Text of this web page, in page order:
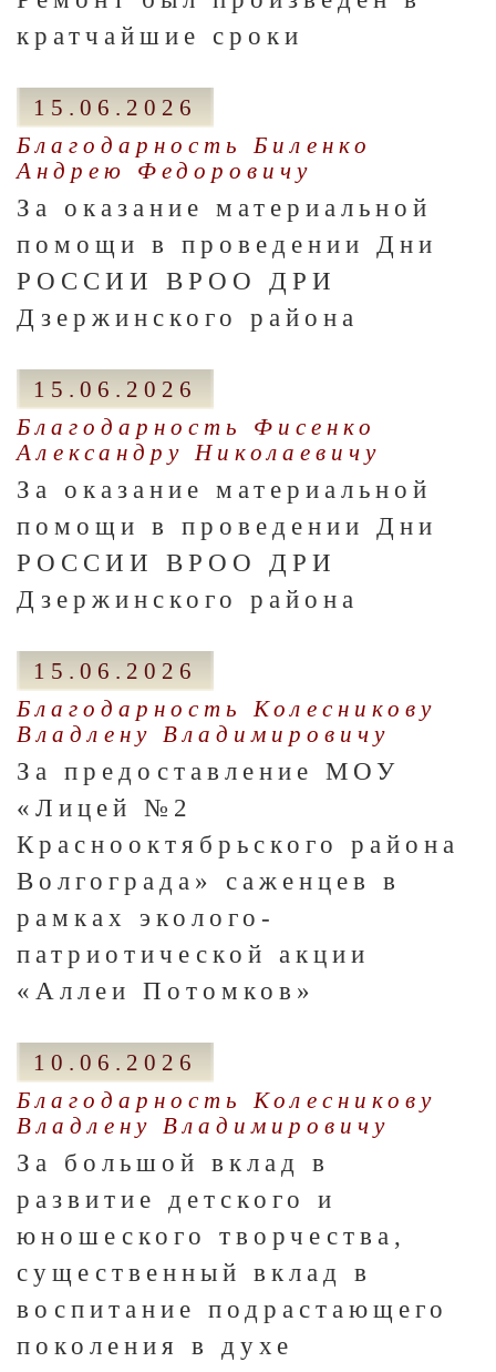
кратчайшие сроки
15.06.2026
Благодарность Биленко
Андрею Федоровичу
За оказание материальной
помощи в проведении Дни
РОССИИ ВРОО ДРИ
Дзержинского района
15.06.2026
Благодарность Фисенко
Александру Николаевичу
За оказание материальной
помощи в проведении Дни
РОССИИ ВРОО ДРИ
Дзержинского района
15.06.2026
Благодарность Колесникову
Владлену Владимировичу
За предоставление МОУ
«Лицей №2
Краснооктябрьского района
Волгограда» саженцев в
рамках эколого-
патриотической акции
«Аллеи Потомков»
10.06.2026
Благодарность Колесникову
Владлену Владимировичу
За большой вклад в
развитие детского и
юношеского творчества,
существенный вклад в
воспитание подрастающего
поколения в духе